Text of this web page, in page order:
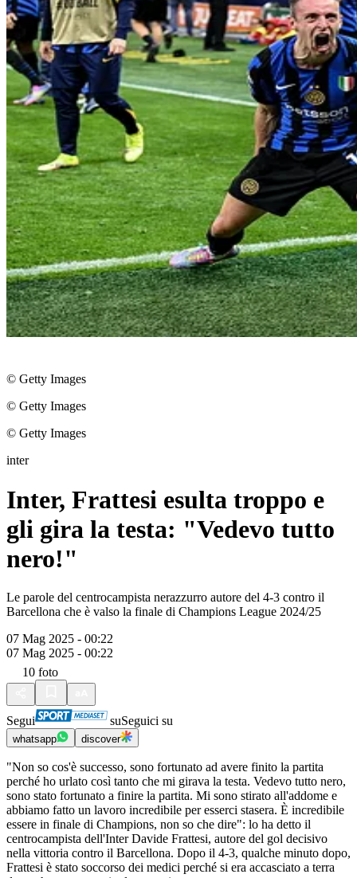
© Getty Images
© Getty Images
© Getty Images
inter
Inter, Frattesi esulta troppo e
gli gira la testa: "Vedevo tutto
nero!"
Le parole del centrocampista nerazzurro autore del 4-3 contro il
Barcellona che è valso la finale di Champions League 2024/25
07 Mag 2025 - 00:22
07 Mag 2025 - 00:22
10 foto
Segui suSeguici su
whatsapp discover
"Non so cos'è successo, sono fortunato ad avere finito la partita
perché ho urlato così tanto che mi girava la testa. Vedevo tutto nero,
sono stato fortunato a finire la partita. Mi sono stirato all'addome e
abbiamo fatto un lavoro incredibile per esserci stasera. È incredibile
essere in finale di Champions, non so che dire": lo ha detto il
centrocampista dell'Inter Davide Frattesi, autore del gol decisivo
nella vittoria contro il Barcellona. Dopo il 4-3, qualche minuto dopo,
Frattesi è stato soccorso dei medici perché si era accasciato a terra